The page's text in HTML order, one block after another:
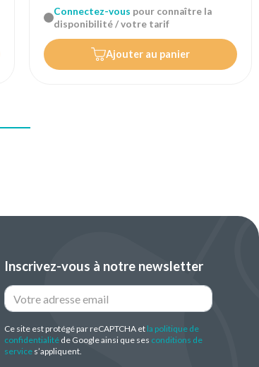
Connectez-vous pour connaître la
disponibilité / votre tarif
Ajouter au panier
Inscrivez-vous à notre newsletter
Ce site est protégé par reCAPTCHA et la politique de
confidentialitéde Google ainsi que ses conditions de
services’appliquent.